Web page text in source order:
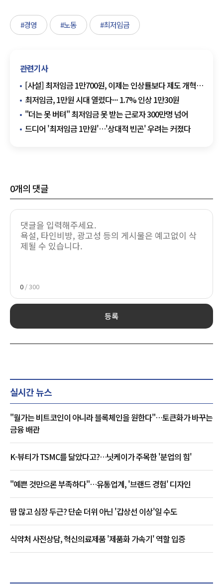
#경영 #노동 #최저임금
관련기사
[사설] 최저임금 1만700원, 이제는 인상률보다 제도 개혁을
논할 때다
최저임금, 1만원 시대 열렸다··· 1.7% 인상 1만30원
"더는 못 버텨" 최저임금 못 받는 근로자 300만명 넘어
드디어 '최저임금 1만원'…'상대적 빈곤' 우려는 커졌다
0개의 댓글
0 / 300
등록
실시간 뉴스
"월가는 비트코인이 아니라 블록체인을 원한다"…토큰화가 바꾸는
금융 배관
K-뷰티가 TSMC를 닮았다고?…닛케이가 주목한 '분업의 힘'
"예쁜 것만으론 부족하다"…유통업계, '브랜드 경험' 디자인
땀 많고 심장 두근? 단순 더위 아닌 '갑상선 이상'일 수도
식약처 사전상담, 혁신의료제품 '제품화 가속기' 역할 입증